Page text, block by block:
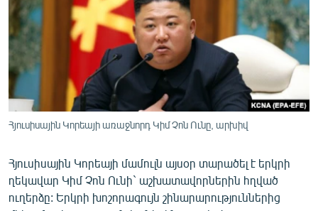
ՄԻՋԱԶԳԱՅԻՆ
ՄՇԱԿՈՒՅԹ
ՍՊՈՐՏ
ՄԵԿՆԱԲԱՆՈՒԹՅՈՒՆ
ՏՏ ԵՒ ԻՆՏԵՐՆԵՏ
ԱՐԽԻՎ
ՏԵՍԱՆՅՈՒԹԵՐ
Հյուսիսային Կորեայի առաջնորդ Կիմ Չոն Ունը, արխիվ
Հյուսիսային Կորեայի մամուլն այսօր տարածել է երկրի
ղեկավար Կիմ Չոն Ունի` աշխատավորներին հղված
ուղերձը: Երկրի խոշորագույն շինարարություններից